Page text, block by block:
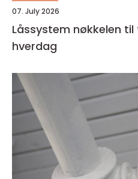
07. July 2026
Låssystem nøkkelen til trygg og enkel
hverdag